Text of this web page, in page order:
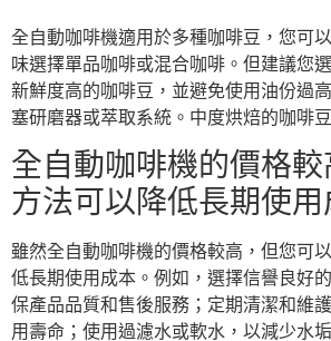
全自動咖啡機適用於多種咖啡豆，您可
味選擇單品咖啡或混合咖啡。但建議您
新鮮度高的咖啡豆，並避免使用油份過
塞研磨器或萃取系統。中度烘焙的咖啡
全自動咖啡機的價格
方法可以降低長期使用
雖然全自動咖啡機的價格較高，但您可
低長期使用成本。例如，選擇信譽良好
保產品品質和售後服務；定期清潔和維
用壽命；使用過濾水或軟水，以減少水